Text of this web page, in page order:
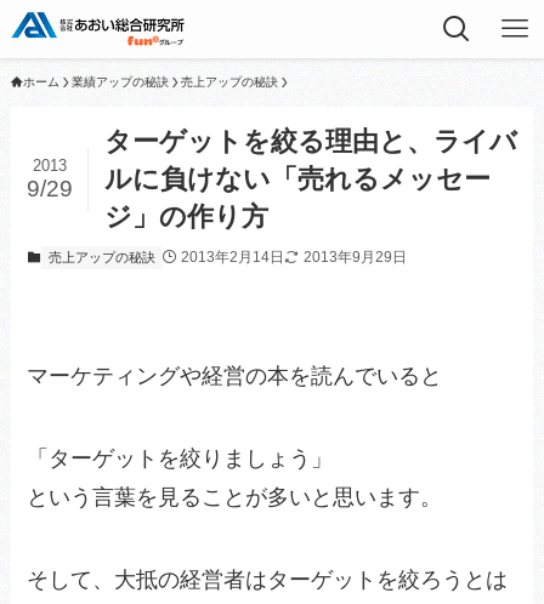
ホーム 業績アップの秘訣 売上アップの秘訣
ターゲットを絞る理由と、ライバ
ルに負けない「売れるメッセー
ジ」の作り方
2013
9/29
売上アップの秘訣 2013年2月14日 2013年9月29日
マーケティングや経営の本を読んでいると
「ターゲットを絞りましょう」
という言葉を見ることが多いと思います。
そして、大抵の経営者はターゲットを絞ろうとは